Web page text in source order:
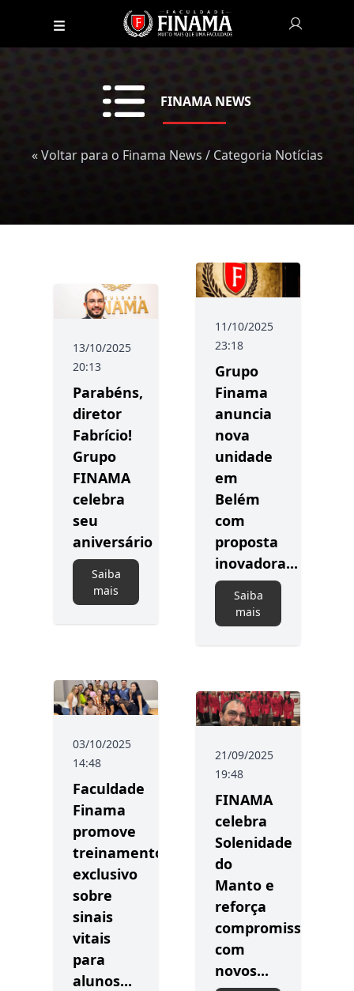
FINAMA NEWS
« Voltar para o Finama News / Categoria Notícias
13/10/2025
20:13
Parabéns,
diretor
Fabrício!
Grupo
FINAMA
celebra
seu
aniversário
Saiba
mais
11/10/2025
23:18
Grupo
Finama
anuncia
nova
unidade
em
Belém
com
proposta
inovadora...
Saiba
mais
03/10/2025
14:48
Faculdade
Finama
promove
treinamento
exclusivo
sobre
sinais
vitais
para
alunos...
21/09/2025
19:48
FINAMA
celebra
Solenidade
do
Manto e
reforça
compromisso
com
novos...